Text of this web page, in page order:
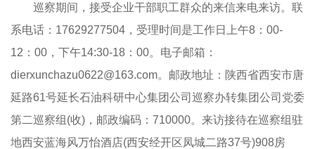
巡察期间，接受企业干部职工群众的来信来电来访。联
系电话：17629277504，受理时间是工作日上午8：00-
12：00，下午14:30-18：00。电子邮箱：
dierxunchazu0622@163.com。邮政地址：陕西省西安市唐
延路61号延长石油科研中心集团公司巡察办转集团公司党委
第二巡察组(收)，邮政编码：710000。来访接待在巡察组驻
地西安蓝海风万怡酒店(西安经开区凤城二路37号)908房